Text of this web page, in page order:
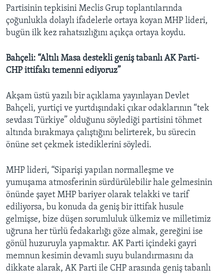
Partisinin tepkisini Meclis Grup toplantılarında
çoğunlukla dolaylı ifadelerle ortaya koyan MHP lideri,
bugün ilk kez rahatsızlığını açıkça ortaya koydu.
Bahçeli: “Altılı Masa destekli geniş tabanlı AK Parti-
CHP ittifakı temenni ediyoruz”
Akşam üstü yazılı bir açıklama yayınlayan Devlet
Bahçeli, yurtiçi ve yurtdışındaki çıkar odaklarının “tek
sevdası Türkiye” olduğunu söylediği partisini töhmet
altında bırakmaya çalıştığını belirterek, bu sürecin
önüne set çekmek istediklerini söyledi.
MHP lideri, “Siparişi yapılan normalleşme ve
yumuşama atmosferinin sürdürülebilir hale gelmesinin
önünde şayet MHP bariyer olarak telakki ve tarif
ediliyorsa, bu konuda da geniş bir ittifak husule
gelmişse, bize düşen sorumluluk ülkemiz ve milletimiz
uğruna her türlü fedakarlığı göze almak, gereğini ise
gönül huzuruyla yapmaktır. AK Parti içindeki gayri
memnun kesimin devamlı suyu bulandırmasını da
dikkate alarak, AK Parti ile CHP arasında geniş tabanlı